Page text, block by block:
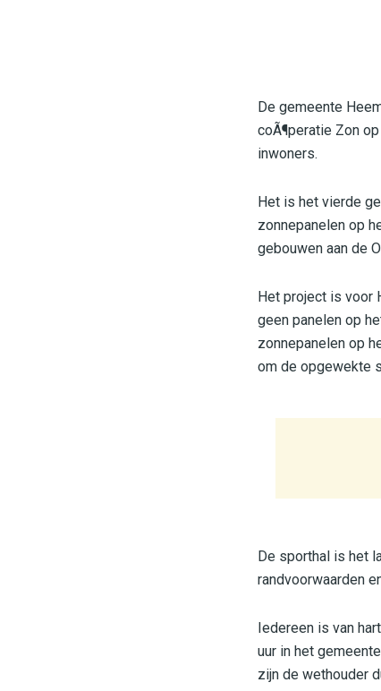
De gemeente
coÃ¶peratie Zon
inwoners.
Het is het vierde
zonnepanelen op
gebouwen aan de
Het project is voor
geen panelen op
zonnepanelen op
om de opgewekte
De sporthal is het
randvoorwaarden
Iedereen is van
uur in het
zijn de wethouder